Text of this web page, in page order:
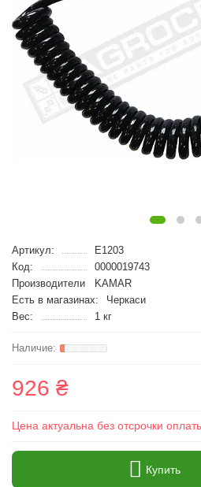
Артикул:
E1203
Код:
0000019743
Производители
KAMAR
Есть в магазинах:
Черкаси
Вес:
1 кг
926 ₴
Цена актуальна без отсрочки
Купить